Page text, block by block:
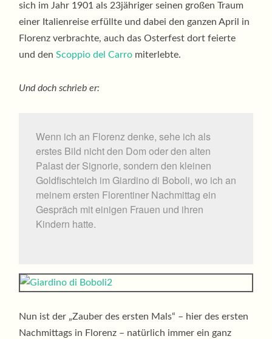
sich im Jahr 1901 als 23jähriger seinen großen Traum
einer Italienreise erfüllte und dabei den ganzen April in
Florenz verbrachte, auch das Osterfest dort feierte
und denScoppio del Carro miterlebte.
Und doch schrieb er:
Wenn ich an Florenz denke, sehe ich als
erstes Bild nicht den Dom oder den alten
Palast der Signorie, sondern den kleinen
Goldfischteich im Giardino di Boboli, wo ich an
meinem ersten Florentiner Nachmittag ein
Gespräch mit einigen Frauen und ihren
Kindern hatte.
Nun ist der „Zauber des ersten Mals“ – hier des ersten
Nachmittags in Florenz – natürlich immer ein ganz